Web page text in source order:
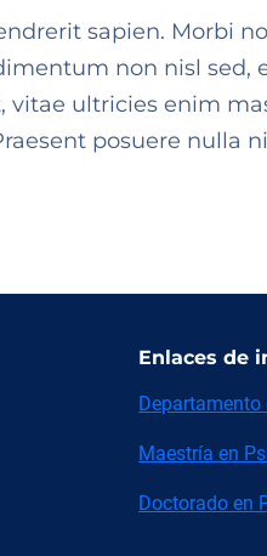
sapien. Morbi
non nisl sed,
ultricies enim
posuere nulla
Enlaces de
Maestría en
Doctorado en